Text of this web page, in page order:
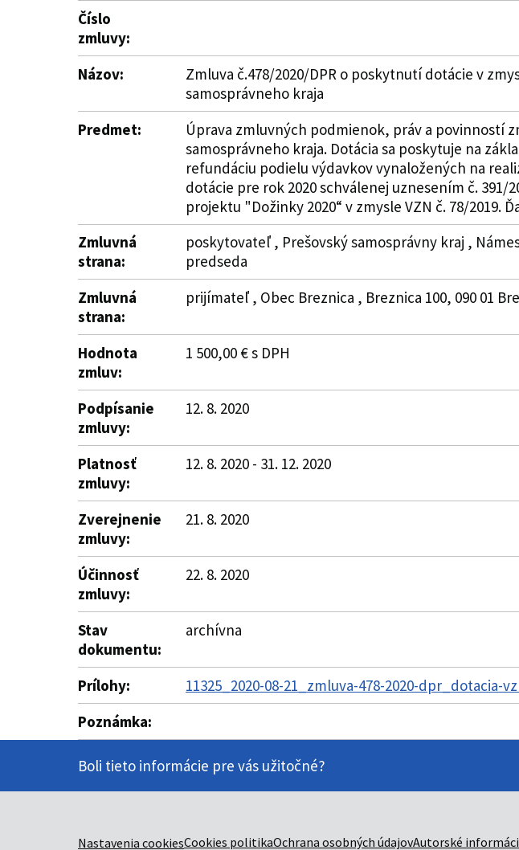
Číslo
zmluvy:
Názov:
Zmluva č.478/2020/DPR o poskytnutí dotácie v
samosprávneho kraja
Predmet:
Úprava zmluvných podmienok, práv a povinností
samosprávneho kraja. Dotácia sa poskytuje na
refundáciu podielu výdavkov vynaložených na
dotácie pre rok 2020 schválenej uznesením č. 391/
projektu "Dožinky 2020“ v zmysle VZN č. 78/2019.
Zmluvná
strana:
poskytovateľ , Prešovský samosprávny kraj ,
predseda
Zmluvná
strana:
prijímateľ , Obec Breznica , Breznica 100, 090 01
Hodnota
zmluv:
1 500,00 € s DPH
Podpísanie
zmluvy:
12. 8. 2020
Platnosť
zmluvy:
12. 8. 2020 - 31. 12. 2020
Zverejnenie
zmluvy:
21. 8. 2020
Účinnosť
zmluvy:
22. 8. 2020
Stav
dokumentu:
archívna
Prílohy:
11325_2020-08-21_zmluva-478-2020-dpr_dotacia-
Poznámka:
Boli tieto informácie pre vás užitočné?
Nastavenia cookiesCookies politikaOchrana osobných údajovAutorské